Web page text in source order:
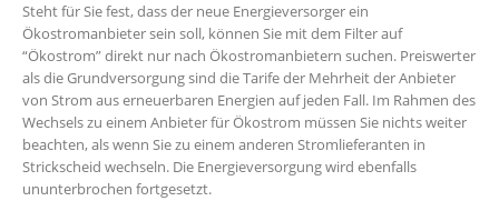
Steht für Sie fest, dass der neue Energieversorger ein
Ökostromanbieter sein soll, können Sie mit dem Filter auf
“Ökostrom” direkt nur nach Ökostromanbietern suchen. Preiswerter
als die Grundversorgung sind die Tarife der Mehrheit der Anbieter
von Strom aus erneuerbaren Energien auf jeden Fall. Im Rahmen des
Wechsels zu einem Anbieter für Ökostrom müssen Sie nichts weiter
beachten, als wenn Sie zu einem anderen Stromlieferanten in
Strickscheid wechseln. Die Energieversorgung wird ebenfalls
ununterbrochen fortgesetzt.